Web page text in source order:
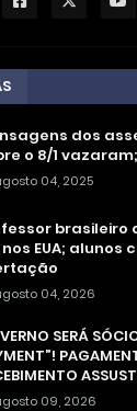
dos
o 8/1
04, 2025
brasileiro
nos EUA;
04, 2026
SERÁ
09, 2026